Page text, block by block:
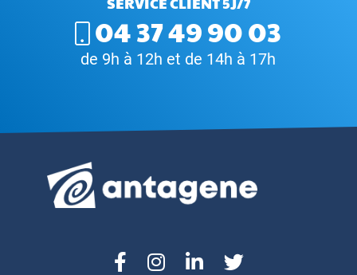
04 37 49 90 03
de 9h à 12h et de 14h à 17h